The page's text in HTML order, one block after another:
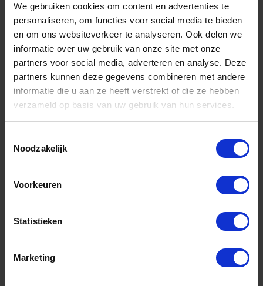
We gebruiken cookies om content en advertenties te
personaliseren, om functies voor social media te bieden
en om ons websiteverkeer te analyseren. Ook delen we
informatie over uw gebruik van onze site met onze
partners voor social media, adverteren en analyse. Deze
partners kunnen deze gegevens combineren met andere
informatie die u aan ze heeft verstrekt of die ze hebben
verzameld op basis van uw gebruik van hun services.
Noodzakelijk
Voorkeuren
Statistieken
Marketing
Bestel nu!
Artikelnummer merk: 1220805
€ 14,21 incl. BTW